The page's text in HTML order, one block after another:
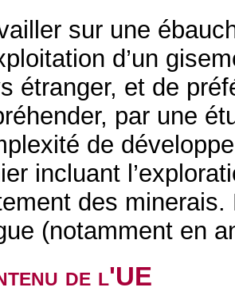
sur une
d’un
étranger, et de
par une
de
incluant
des
(notamment en
de l'UE